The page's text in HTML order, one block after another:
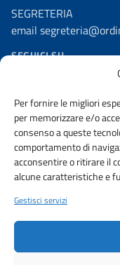
Per fornire le migliori
per memorizzare e/o
consenso a queste
comportamento di
acconsentire o ritirare il
alcune caratteristiche e
Gestisci servizi
SEGRETERIA
email
SEGUICI SU
Linkedin
Youtube
Instagram
AMMINISTRAZIONE